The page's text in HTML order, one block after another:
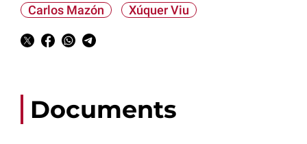
Carlos Mazón Xúquer Viu
Documents